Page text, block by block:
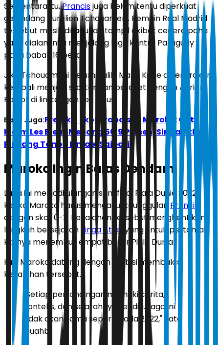
Sementara itu,Prancisjuga belum tentu diperkuat
gelandang Aurelien Tchouameni. Pemain Real Madrid
tersebut masih diragukan tampil akibat cedera paha
yang dialaminya menjelang laga kontra Paraguay
pada babak 16 besar.
Jika Tchouameni belum pulih, Manu Kone diperkirakan
kembali menjadi starter dan berduet dengan Adrien
Rabiot di lini tengah Les Bleus.
Baca Juga:Prediksi Skor Prancis vs Maroko: Opta
Klaim Les Bleus Menang 60,9 Persen, Singa Atlas
Pincang Tanpa Ismael Saibari
Maroko Ingin Balas Dendam
Laga ini menjadi ulangan semifinal Piala Dunia 2022
ketika Maroko harus mengakui keunggulanPrancis
dengan skor 0-2. Kekalahan tersebut menghentikan
langkah bersejarah Singa Atlas
yang untuk pertama
kalinya menembus empat besar Piala Dunia.
Kini, Maroko datang dengan ambisi membalas
kekalahan tersebut.
"Setiap pertandingan memiliki cerita,
konteks, dan sejarahnya sendiri. Laga ini
tidak akan sama seperti pada 2022," kata
Ouahbi.